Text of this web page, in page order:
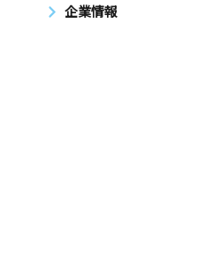
企業情報